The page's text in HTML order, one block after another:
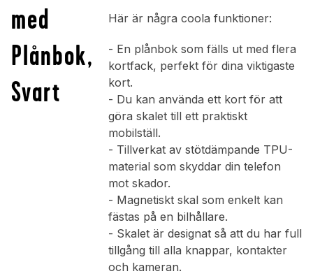
med
Plånbok,
Svart
Här är några coola funktioner:
- En plånbok som fälls ut med flera
kortfack, perfekt för dina viktigaste
kort.
- Du kan använda ett kort för att
göra skalet till ett praktiskt
mobilställ.
- Tillverkat av stötdämpande TPU-
material som skyddar din telefon
mot skador.
- Magnetiskt skal som enkelt kan
fästas på en bilhållare.
- Skalet är designat så att du har full
tillgång till alla knappar, kontakter
och kameran.